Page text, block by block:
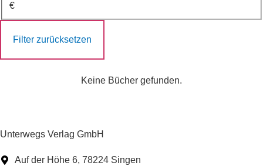
€
Filter zurücksetzen
Keine Bücher gefunden.
Unterwegs Verlag GmbH
Auf der Höhe 6, 78224 Singen